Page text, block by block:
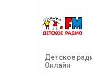
Детское
Онлайн